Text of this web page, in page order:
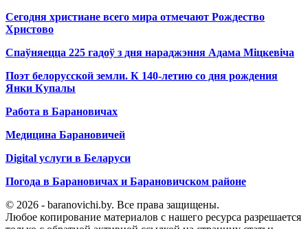
Сегодня христиане всего мира отмечают Рождество
Христово
Спаўняецца 225 гадоў з дня нараджэння Адама Міцкевіча
Поэт белорусской земли. К 140-летию со дня рождения
Янки Купалы
Работа в Барановичах
Медицина Барановичей
Digital услуги в Беларуси
Погода в Барановичах и Барановичском районе
© 2026 - baranovichi.by. Все права защищены.
Любое копирование материалов с нашего ресурса разрешается